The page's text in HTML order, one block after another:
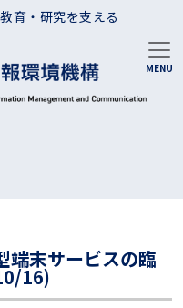
育・研究を支える
端末サービスの臨
16)